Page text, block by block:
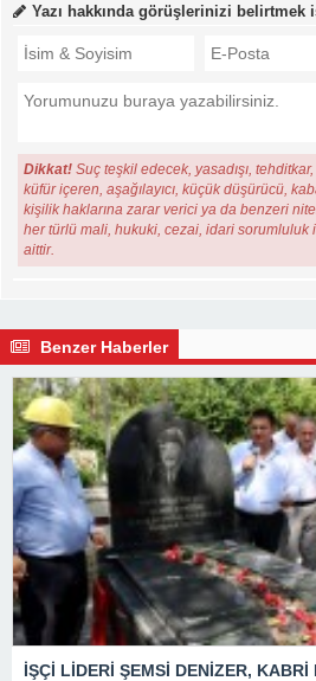
Yazı hakkında görüşlerinizi belirtmek
Dikkat! Suç teşkil edecek, yasadışı,
küfür içeren, aşağılayıcı, küçük düşürücü,
kişilik haklarına zarar verici ya da benzeri
her türlü mali, hukuki, cezai, idari sorumluluk
aittir.
Benzer Haberler
İŞÇİ LİDERİ ŞEMSİ DENİZER, KABRİ